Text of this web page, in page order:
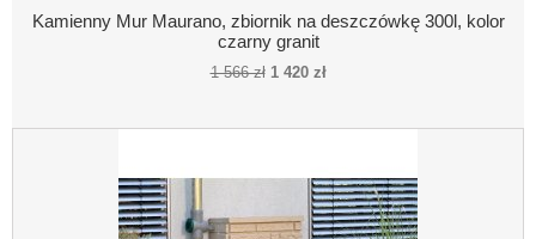
Kamienny Mur Maurano, zbiornik na deszczówkę 300l, kolor
czarny granit
1 566 zł 1 420 zł